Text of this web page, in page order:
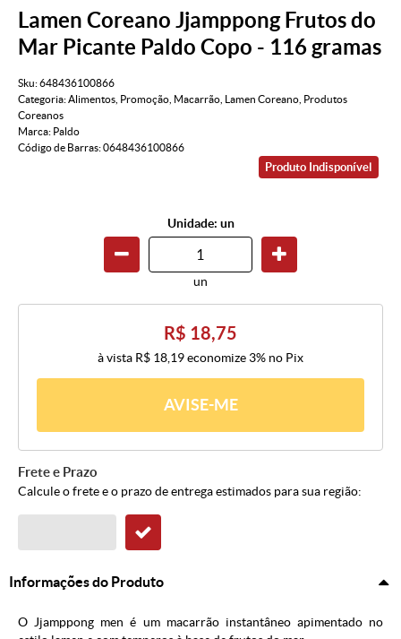
Lamen Coreano Jjamppong Frutos do
Mar Picante Paldo Copo - 116 gramas
Sku:648436100866
Categoria:Alimentos Promoção Macarrão Lamen Coreano Produtos
Coreanos
Marca: Paldo
Código de Barras:0648436100866
Produto Indisponível
Unidade: un
un
R$ 18,75
à vista R$ 18,19economize 3% no Pix
AVISE-ME
Frete e Prazo
Calcule o frete e o prazo de entrega estimados para sua região:
Informações do Produto
O Jjamppong men é um macarrão instantâneo apimentado no